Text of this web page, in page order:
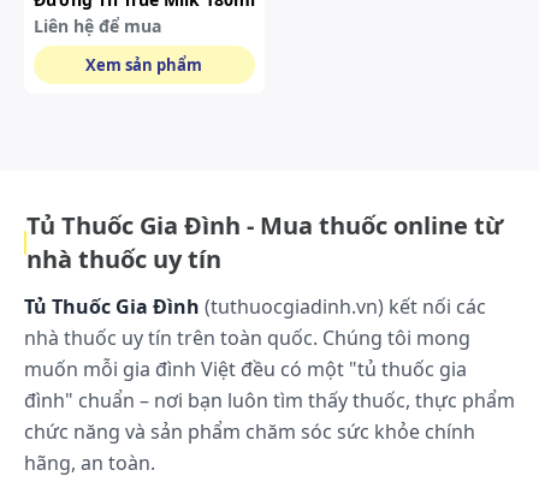
Liên hệ để mua
Xem sản phẩm
Tủ Thuốc Gia Đình - Mua thuốc online từ
nhà thuốc uy tín
Tủ Thuốc Gia Đình (tuthuocgiadinh.vn) kết nối các
nhà thuốc uy tín trên toàn quốc. Chúng tôi mong
muốn mỗi gia đình Việt đều có một "tủ thuốc gia
đình" chuẩn – nơi bạn luôn tìm thấy thuốc, thực phẩm
chức năng và sản phẩm chăm sóc sức khỏe chính
hãng, an toàn.